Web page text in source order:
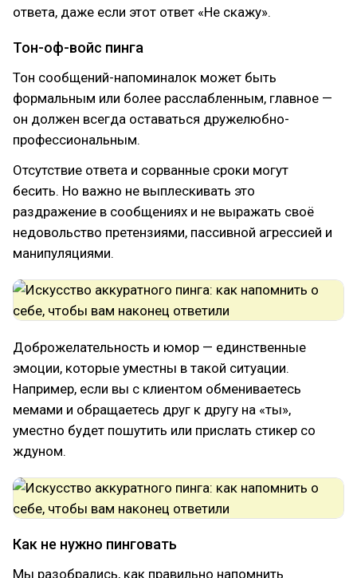
ответа, даже если этот ответ «Не скажу».
Тон-оф-войс пинга
Тон сообщений-напоминалок может быть
формальным или более расслабленным, главное —
он должен всегда оставаться дружелюбно-
профессиональным.
Отсутствие ответа и сорванные сроки могут
бесить. Но важно не выплескивать это
раздражение в сообщениях и не выражать своё
недовольство претензиями, пассивной агрессией и
манипуляциями.
Доброжелательность и юмор — единственные
эмоции, которые уместны в такой ситуации.
Например, если вы с клиентом обмениваетесь
мемами и обращаетесь друг к другу на «ты»,
уместно будет пошутить или прислать стикер со
ждуном.
Как не нужно пинговать
Мы разобрались, как правильно напомнить